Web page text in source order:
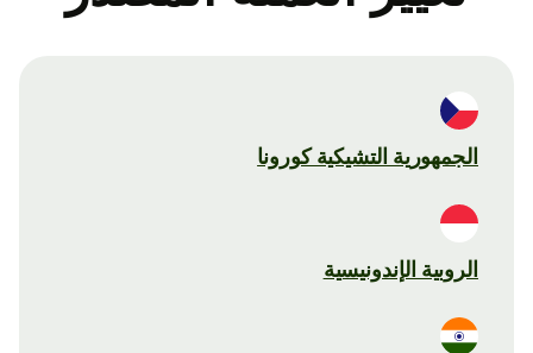
الجمهورية التشيكية كورونا
الروبية الإندونيسية